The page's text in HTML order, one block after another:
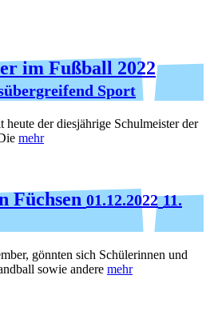
im Fußball 2022
Sport
heute der diesjährige Schulmeister der
mehr
Füchsen 01.12.2022 11.
gönnten sich Schülerinnen und
sowie andere mehr